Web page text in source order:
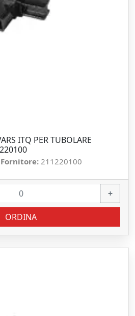
ITQ PER TUBOLARE
Fornitore: 211220100
+
ORDINA